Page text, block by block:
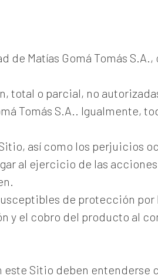
Matías Gomá Tomás
o parcial, no
Tomás S.A.. Igualmente,
así como los perjuicios
al ejercicio de las
de protección
y el cobro del producto al
Sitio deben